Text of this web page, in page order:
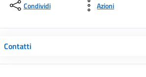
Condividi Azioni
Contatti